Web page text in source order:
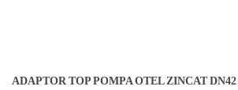
ADAPTOR TOP POMPA OTEL ZINCAT DN42